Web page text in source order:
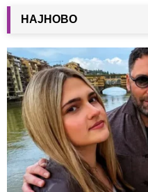
НАЈНОВО